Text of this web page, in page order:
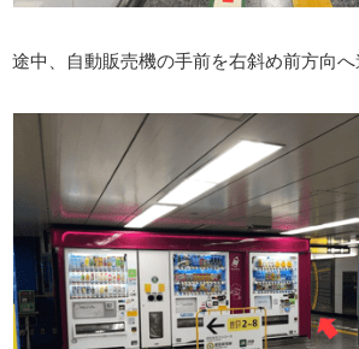
途中、自動販売機の手前を右斜め前方向へ